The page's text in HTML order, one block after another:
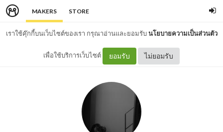
MAKERS STORE
เราใช้คุ๊กกี้บนเว็บไซต์ของเรา กรุณาอ่านและยอมรับนโยบายความเป็นส่วนตัว
เพื่อใช้บริการเว็บไซต์ ยอมรับ ไม่ยอมรับ